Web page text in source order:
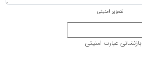
بازنشانی عبارت امنیتی